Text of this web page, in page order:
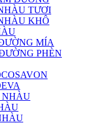
TƯƠI
KHÔ
MÍA
PHÈN
NHÀU